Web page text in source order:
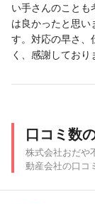
い手さんのことも
は良かったと思い
す。対応の早さ、
く、感謝しており
口コミ数
株式会社おだや
動産会社の口コ